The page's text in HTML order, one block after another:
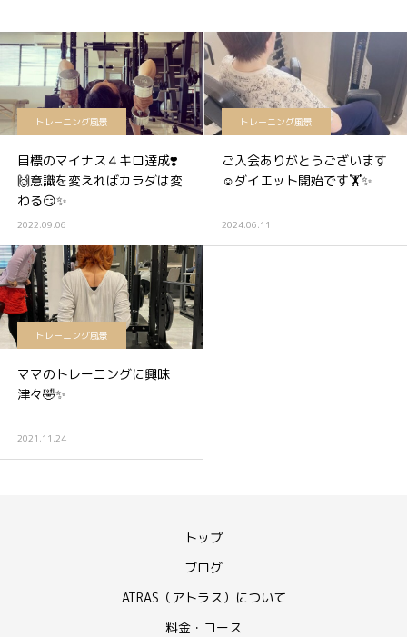
トレーニング風景
目標のマイナス４キロ達成❣️
🙌意識を変えればカラダは変
わる😏✨
2022.09.06
トレーニング風景
ご入会ありがとうございます
☺️ダイエット開始です🏋️✨
2024.06.11
トレーニング風景
ママのトレーニングに興味
津々🤣✨
2021.11.24
トップ
ブログ
ATRAS（アトラス）について
料金・コース